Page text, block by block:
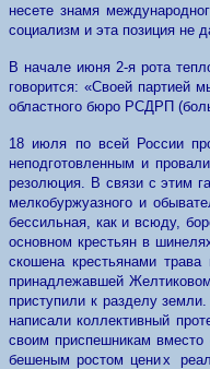
несете знамя
социализм и эта позиция не
В начале июня 2-я рота
говорится: «Своей партией
областного бюро РСДРП
18 июля по всей России
неподготовленным и
резолюция. В связи с этим
мелкобуржуазного и
бессильная, как и всюду,
основномкрестьян в
скошена крестьянами
принадлежавшей
приступили к разделу
написали коллективный
своим приспешникам
бешеным ростом цених